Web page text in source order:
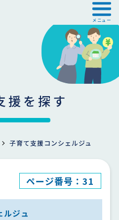
メニュー
援を探す
子育て支援コンシェルジュ
ページ番号：31
ジュ